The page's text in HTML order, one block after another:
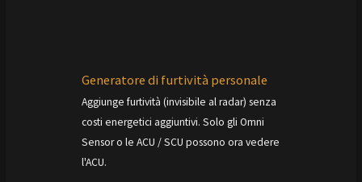
Generatore di furtività personale
Aggiunge furtività (invisibile al radar) senza
costi energetici aggiuntivi. Solo gli Omni
Sensor o le ACU / SCU possono ora vedere
l'ACU.